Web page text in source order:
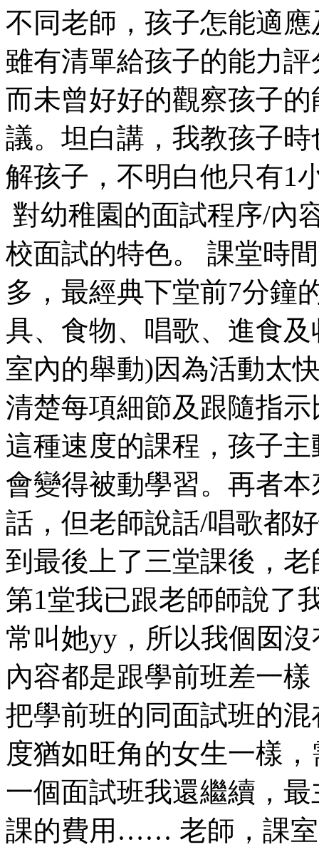
不同老師，孩子怎能適
雖有清單給孩子的能力
而未曾好好的觀察孩子
議。坦白講，我教孩子
解孩子，不明白他只有1
對幼稚園的面試程序/內
校面試的特色。 課堂時
多，最經典下堂前7分鐘
具、食物、唱歌、進食
室內的舉動)因為活動太
清楚每項細節及跟隨指
這種速度的課程，孩子
會變得被動學習。再者
話，但老師說話/唱歌都
到最後上了三堂課後，
第1堂我已跟老師師說了
常叫她yy，所以我個囡
內容都是跟學前班差一
把學前班的同面試班的
度猶如旺角的女生一樣
一個面試班我還繼續，
課的費用…… 老師，課室